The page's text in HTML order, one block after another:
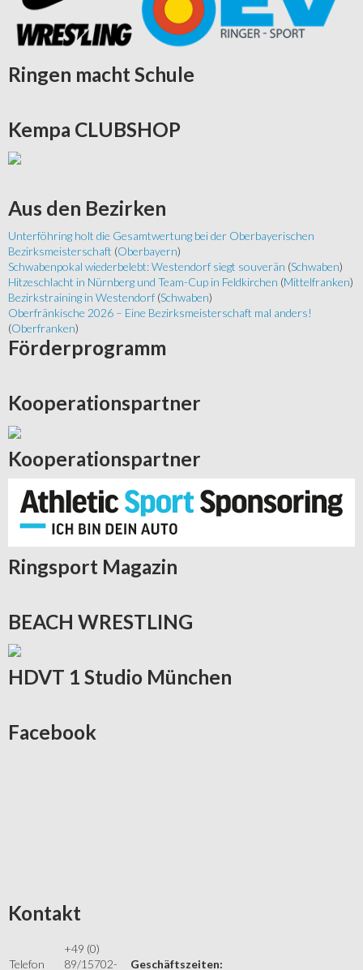
Ringen macht Schule
Kempa CLUBSHOP
Aus den Bezirken
Unterföhring holt die Gesamtwertung bei der Oberbayerischen
Bezirksmeisterschaft (Oberbayern)
Schwabenpokal wiederbelebt: Westendorf siegt souverän (Schwaben)
Hitzeschlacht in Nürnberg und Team-Cup in Feldkirchen (Mittelfranken)
Bezirkstraining in Westendorf (Schwaben)
Oberfränkische 2026 – Eine Bezirksmeisterschaft mal anders!
(Oberfranken)
Förderprogramm
Kooperationspartner
Kooperationspartner
Ringsport Magazin
BEACH WRESTLING
HDVT 1 Studio München
Facebook
Kontakt
Telefon
+49 (0)
89/15702-
Geschäftszeiten: